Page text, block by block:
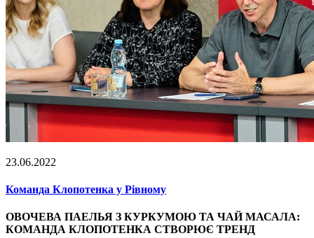
23.06.2022
Команда Клопотенка у Рівному
ОВОЧЕВА ПАЕЛЬЯ З КУРКУМОЮ ТА ЧАЙ МАСАЛА:
КОМАНДА КЛОПОТЕНКА СТВОРЮЄ ТРЕНД